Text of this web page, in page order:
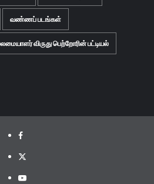
வண்ணப் படங்கள்
விருது பெற்றோரின் பட்டியல்
Facebook
Twitter
Youtube